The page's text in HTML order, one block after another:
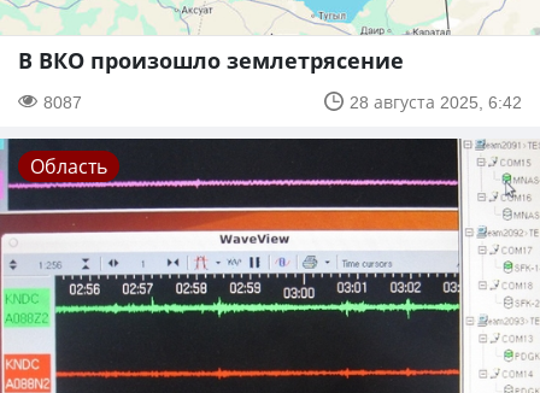
В ВКО произошло землетрясение
8087 28 августа 2025, 6:42
Область